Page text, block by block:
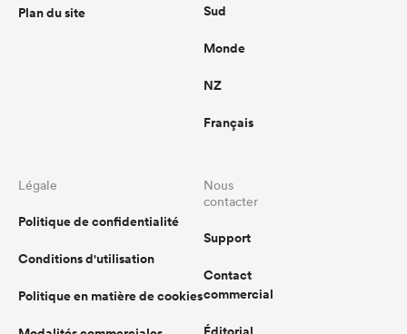
Plan du site Sud
Monde
NZ
Français
Légale
Politique de confidentialité
Conditions d'utilisation
Politique en matière de cookies
Nous
contacter
Support
Contact
commercial